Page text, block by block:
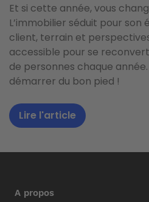
Et si cette année, vous
L’immobilier séduit pour
client, terrain et
accessible pour se
de personnes chaque
démarrer du bon pied !
Lire l'article
beaucoup de papiers… Ô joie
faut-il obligatoirement
trouver ? On vous a parlé
vous ne savez pas de quoi il
tâche en vous expliquant
Lire l'article
Vous avez reçu un appel de
N'ayez crainte, il n'essaie
vous demande l'avance
dépenses courantes de
charges de copropriété.
Lire l'article
A propos